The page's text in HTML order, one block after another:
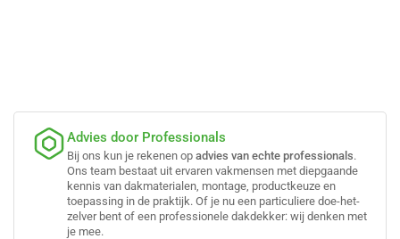
Advies door Professionals
Bij ons kun je rekenen op advies van echte professionals.
Ons team bestaat uit ervaren vakmensen met diepgaande
kennis van dakmaterialen, montage, productkeuze en
toepassing in de praktijk. Of je nu een particuliere doe-het-
zelver bent of een professionele dakdekker: wij denken met
je mee.